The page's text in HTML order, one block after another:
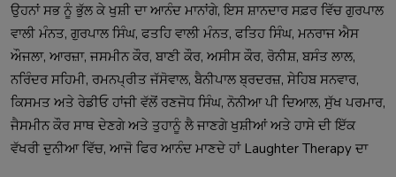
ਉਹਨਾਂ ਸਭ ਨੂੰ ਭੁੱਲ ਕੇ ਖੁਸ਼ੀ ਦਾ ਆਨੰਦ ਮਾਨਾਂਗੇ, ਇਸ ਸ਼ਾਨਦਾਰ ਸਫ਼ਰ ਵਿੱਚ ਗੁਰਪਾਲ
ਵਾਲੀ ਮੰਨਤ, ਗੁਰਪਾਲ ਸਿੰਘ, ਫਤਹਿ ਵਾਲੀ ਮੰਨਤ, ਫਤਿਹ ਸਿੰਘ, ਮਨਰਾਜ ਐਸ
ਔਜਲਾ, ਆਰਜ਼ਾ, ਜਸਮੀਨ ਕੌਰ, ਬਾਣੀ ਕੌਰ, ਅਸੀਸ ਕੌਰ, ਰੋਨੀਸ਼, ਬਸੰਤ ਲਾਲ,
ਨਰਿੰਦਰ ਸਹਿਮੀ, ਰਮਨਪ੍ਰੀਤ ਜੱਸੋਵਾਲ, ਬੈਨੀਪਾਲ ਬ੍ਰਦਰਜ਼, ਸੇਹਿਬ ਸਨਵਾਰ,
ਕਿਸਮਤ ਅਤੇ ਰੇਡੀਓ ਹਾਂਜੀ ਵੱਲੋਂ ਰਣਜੋਧ ਸਿੰਘ, ਨੋਨੀਆ ਪੀ ਦਿਆਲ, ਸੁੱਖ ਪਰਮਾਰ,
ਜੈਸਮੀਨ ਕੌਰ ਸਾਥ ਦੇਣਗੇ ਅਤੇ ਤੁਹਾਨੂੰ ਲੈ ਜਾਣਗੇ ਖੁਸ਼ੀਆਂ ਅਤੇ ਹਾਸੇ ਦੀ ਇੱਕ
ਵੱਖਰੀ ਦੁਨੀਆ ਵਿੱਚ, ਆਜੋ ਫਿਰ ਆਨੰਦ ਮਾਣਦੇ ਹਾਂ Laughter Therapy ਦਾ